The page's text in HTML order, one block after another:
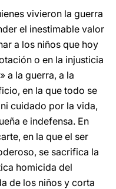
vivieron la guerra
el inestimable valor
a los niños que hoy
o en la injusticia
a la guerra, a la
en la que todo se
cuidado por la vida,
e indefensa. En
en la que el ser
se sacrifica la
homicida del
de los niños y corta